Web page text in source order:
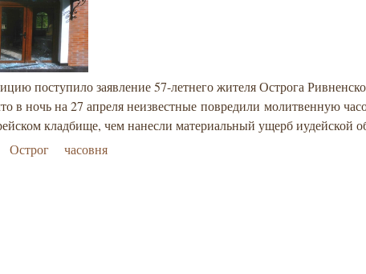
поступило заявление 57-летнего жителя Острога
в ночь на 27 апреля неизвестные повредили молитвенную
кладбище, чем нанесли материальный ущерб иудейской
Острог часовня